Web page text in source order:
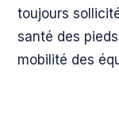
toujours
santé des
mobilité des